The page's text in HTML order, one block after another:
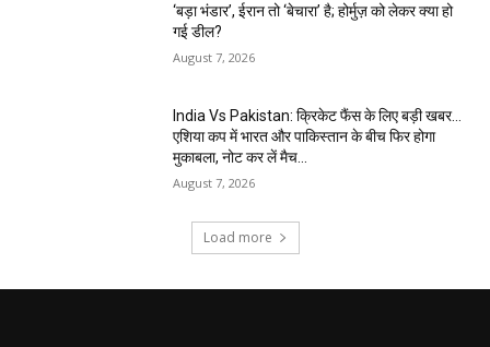
‘बड़ा भंडार’, ईरान तो ‘बेचारा’ है; होर्मुज़ को लेकर क्या हो
गई डील?
August 7, 2026
India Vs Pakistan: क्रिकेट फैंस के लिए बड़ी खबर…
एशिया कप में भारत और पाकिस्तान के बीच फिर होगा
मुकाबला, नोट कर लें मैच...
August 7, 2026
Load more